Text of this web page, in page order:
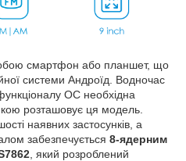
смартфон або планшет, що
системи Андроїд. Водночас
ОС необхідна
розташовує ця модель.
наявних застосунків, а
забезпечується 8-ядерним
, який розроблений